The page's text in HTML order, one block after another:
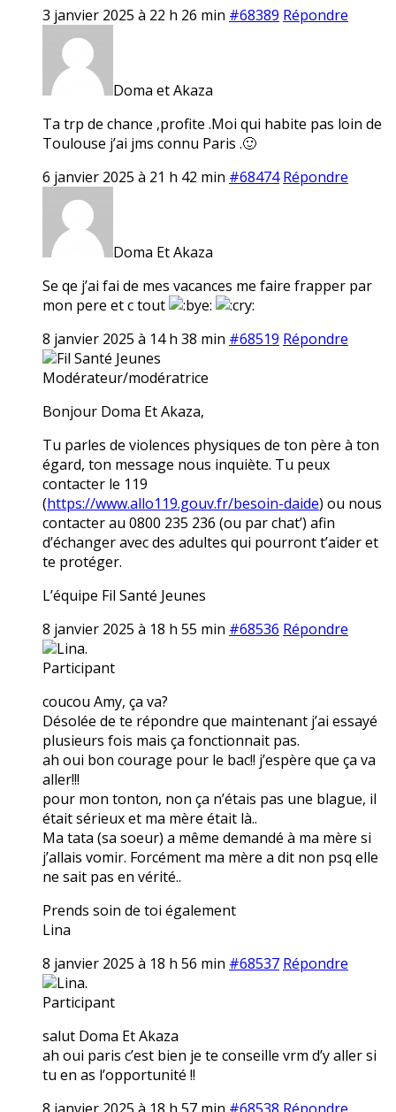
3 janvier 2025 à 22 h 26 min #68389 Répondre
Doma et Akaza
Ta trp de chance ,profite .Moi qui habite pas loin de
Toulouse j’ai jms connu Paris .🙂
6 janvier 2025 à 21 h 42 min #68474 Répondre
Doma Et Akaza
Se qe j’ai fai de mes vacances me faire frapper par
mon pere et c tout
8 janvier 2025 à 14 h 38 min #68519 Répondre
Fil Santé Jeunes
Modérateur/modératrice
Bonjour Doma Et Akaza,
Tu parles de violences physiques de ton père à ton
égard, ton message nous inquiète. Tu peux
contacter le 119
(https://www.allo119.gouv.fr/besoin-daide) ou nous
contacter au 0800 235 236 (ou par chat’) afin
d’échanger avec des adultes qui pourront t’aider et
te protéger.
L’équipe Fil Santé Jeunes
8 janvier 2025 à 18 h 55 min #68536 Répondre
Lina.
Participant
coucou Amy, ça va?
Désolée de te répondre que maintenant j’ai essayé
plusieurs fois mais ça fonctionnait pas.
ah oui bon courage pour le bac!! j’espère que ça va
aller!!!
pour mon tonton, non ça n’étais pas une blague, il
était sérieux et ma mère était là..
Ma tata (sa soeur) a même demandé à ma mère si
j’allais vomir. Forcément ma mère a dit non psq elle
ne sait pas en vérité..
Prends soin de toi également
Lina
8 janvier 2025 à 18 h 56 min #68537 Répondre
Lina.
Participant
salut Doma Et Akaza
ah oui paris c’est bien je te conseille vrm d’y aller si
tu en as l’opportunité !!